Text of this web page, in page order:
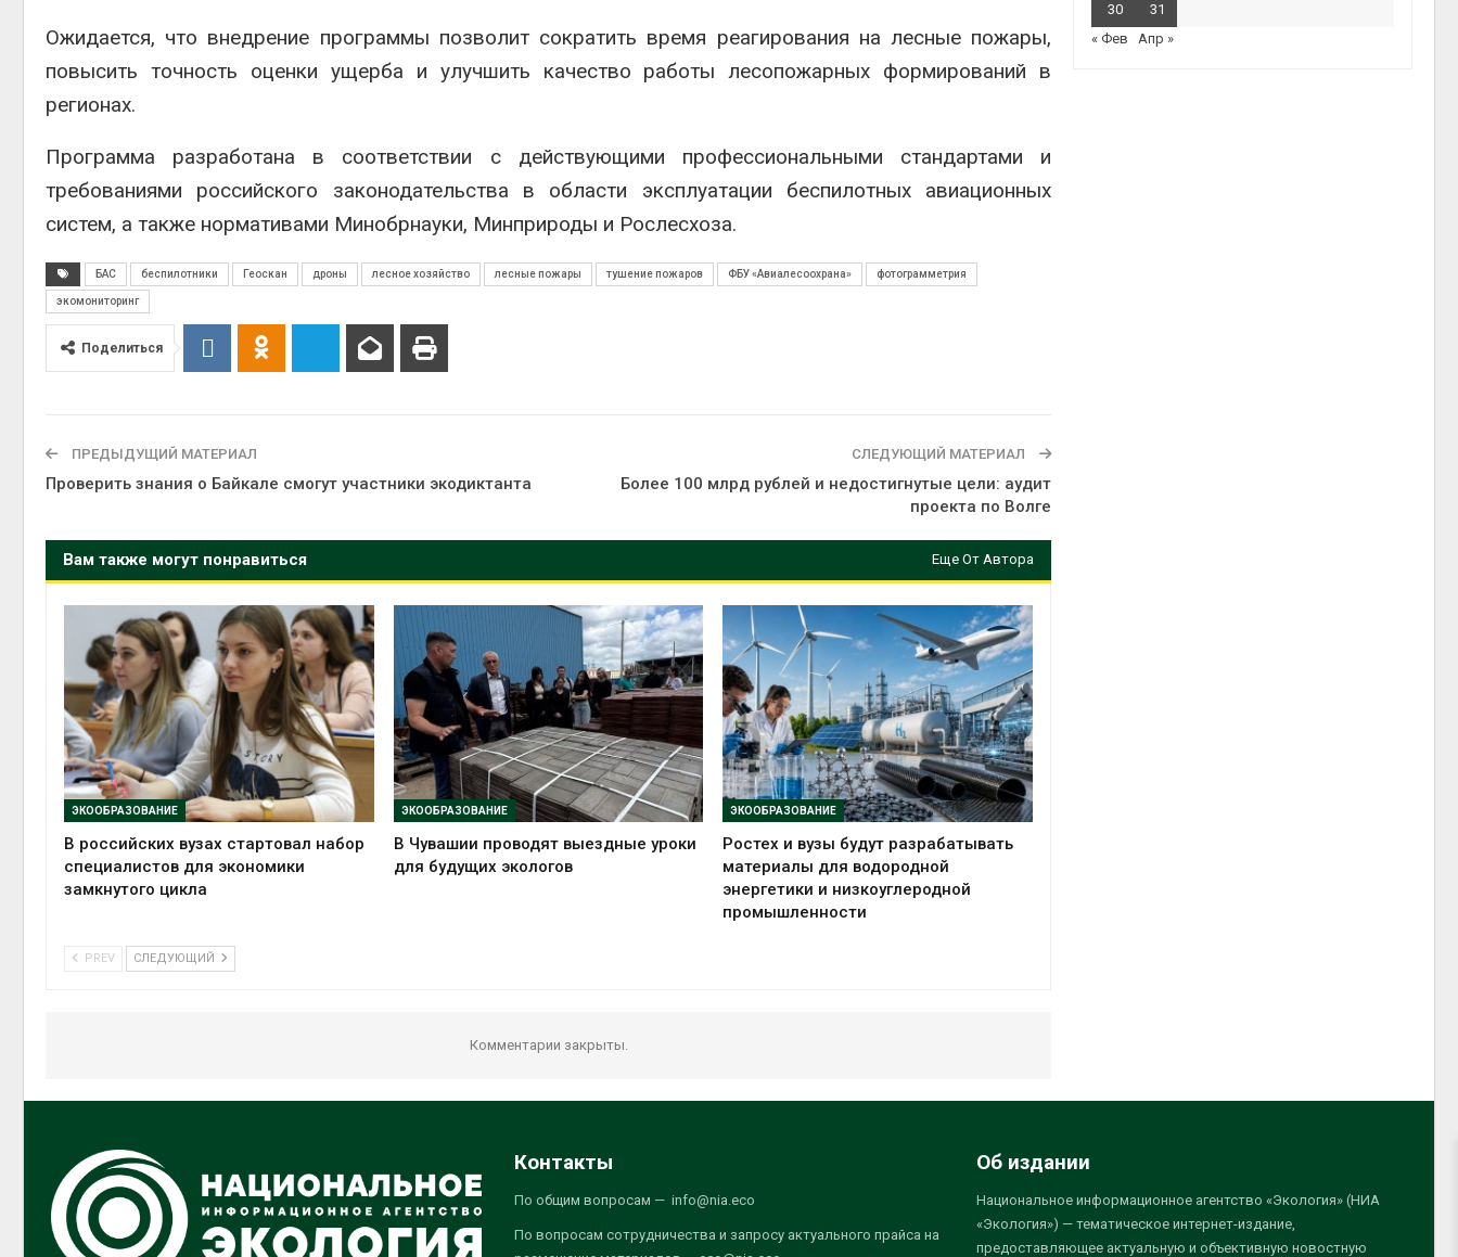
Ожидается, что внедрение программы позволит сократить время реагирования на лесные пожары,
повысить точность оценки ущерба и улучшить качество работы лесопожарных формирований в
регионах.
Программа разработана в соответствии с действующими профессиональными стандартами и
требованиями российского законодательства в области эксплуатации беспилотных авиационных
систем, а также нормативами Минобрнауки, Минприроды и Рослесхоза.
БАС беспилотники Геоскан дроны лесное хозяйство лесные пожары тушение пожаров ФБУ «Авиалесоохрана» фотограмметрия
экомониторинг
Поделиться
ПРЕДЫДУЩИЙ МАТЕРИАЛ
Проверить знания о Байкале смогут участники экодиктанта
СЛЕДУЮЩИЙ МАТЕРИАЛ
Более 100 млрд рублей и недостигнутые цели: аудит
проекта по Волге
Вам также могут понравиться Еще От Автора
ЭКООБРАЗОВАНИЕ
В российских вузах стартовал набор
специалистов для экономики
замкнутого цикла
ЭКООБРАЗОВАНИЕ
В Чувашии проводят выездные уроки
для будущих экологов
ЭКООБРАЗОВАНИЕ
Ростех и вузы будут разрабатывать
материалы для водородной
энергетики и низкоуглеродной
промышленности
PREV СЛЕДУЮЩИЙ
Комментарии закрыты.
30
31
« Фев
Апр »
Контакты
По общим вопросам — info@nia.eco
По вопросам сотрудничества и запросу актуального прайса на
Об издании
Национальное информационное агентство «Экология» (НИА
«Экология») — тематическое интернет-издание,
предоставляющее актуальную и объективную новостную